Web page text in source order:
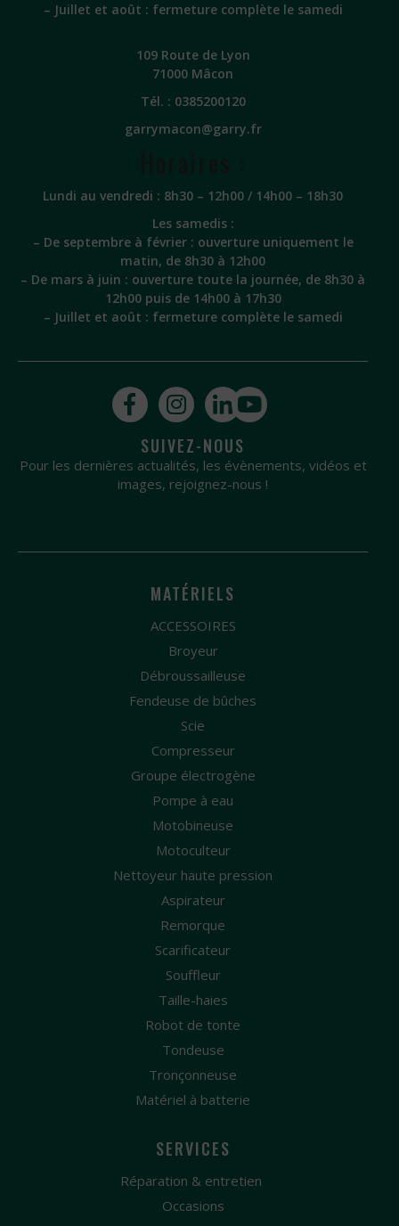
– Juillet et août : fermeture complète le samedi
109 Route de Lyon
71000 Mâcon
Tél. : 0385200120
garrymacon@garry.fr
Lundi au vendredi : 8h30 – 12h00 / 14h00 – 18h30
Les samedis :
– De septembre à février : ouverture uniquement le
matin, de 8h30 à 12h00
– De mars à juin : ouverture toute la journée, de 8h30 à
12h00 puis de 14h00 à 17h30
– Juillet et août : fermeture complète le samedi
SUIVEZ-NOUS
Pour les dernières actualités, les évènements, vidéos et
images, rejoignez-nous !
MATÉRIELS
ACCESSOIRES
Broyeur
Débroussailleuse
Fendeuse de bûches
Scie
Compresseur
Groupe électrogène
Pompe à eau
Motobineuse
Motoculteur
Nettoyeur haute pression
Aspirateur
Remorque
Scarificateur
Souffleur
Taille-haies
Robot de tonte
Tondeuse
Tronçonneuse
Matériel à batterie
SERVICES
Réparation & entretien
Occasions